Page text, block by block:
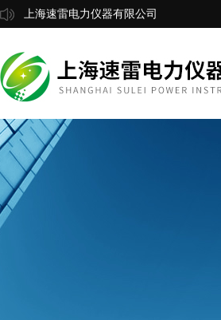
上海速雷电力仪器有限公司